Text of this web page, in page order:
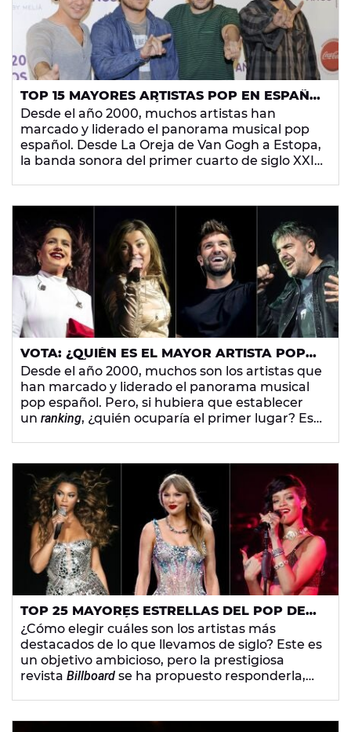
TOP 15 MAYORES ARTISTAS POP EN ESPAÑA
DEL SIGLO XXI, SEGÚN LOS USUARIOS DE
EUROPA FM
Desde el año 2000, muchos artistas han
marcado y liderado el panorama musical pop
español. Desde La Oreja de Van Gogh a Estopa,
la banda sonora del primer cuarto de siglo XXI
irían?Esa es la pregunta que hemos
respondido entreEuropa FMy nuestros
usuarios, quienes han votado por sus artistas
favoritos entre 15 candidatos. ¡Conoce los
resultados de la encuesta!
VOTA: ¿QUIÉN ES EL MAYOR ARTISTA POP
EN ESPAÑA DEL SIGLO XXI? ELIGE ENTRE 15
CANDIDATOS
Desde el año 2000, muchos son los artistas que
han marcado y liderado el panorama musical
pop español. Pero, si hubiera que establecer
un ranking, ¿quién ocuparía el primer lugar? Esa
mayores artistas de lo que llevamos de siglo
XXI. ¡Vota al final de este artículo
TOP 25 MAYORES ESTRELLAS DEL POP DEL
SIGLO XXI, SEGÚN 'BILLBOARD'
¿Cómo elegir cuáles son los artistas más
destacados de lo que llevamos de siglo? Este es
un objetivo ambicioso, pero la prestigiosa
revista Billboard se ha propuesto responderla,
nombres y por qué merecen estar en la lista!